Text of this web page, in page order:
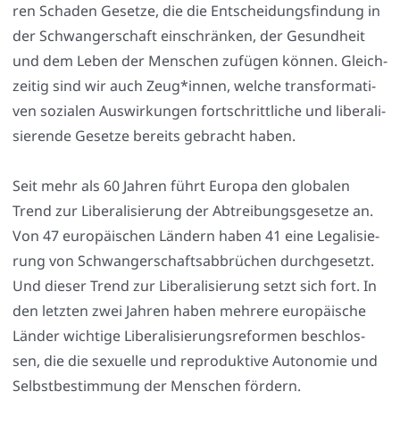
ren Scha­den Geset­ze, die die Ent­schei­dungs­fin­dung in
der Schwan­ger­schaft ein­schrän­ken, der Gesund­heit
und dem Leben der Men­schen zufü­gen kön­nen. Gleich­
zei­tig sind wir auch Zeug*innen, wel­che trans­for­ma­ti­
ven sozia­len Aus­wir­kun­gen fort­schritt­li­che und libe­ra­li­
sie­ren­de Geset­ze bereits gebracht haben.
Seit mehr als 60 Jah­ren führt Euro­pa den glo­ba­len
Trend zur Libe­ra­li­sie­rung der Abtrei­bungs­ge­set­ze an.
Von 47 euro­päi­schen Län­dern haben 41 eine Lega­li­sie­
rung von Schwan­ger­schafts­ab­brü­chen durch­ge­setzt.
Und die­ser Trend zur Libe­ra­li­sie­rung setzt sich fort. In
den letz­ten zwei Jah­ren haben meh­re­re euro­päi­sche
Län­der wich­ti­ge Libe­ra­li­sie­rungs­re­for­men beschlos­
sen, die die sexu­el­le und repro­duk­ti­ve Auto­no­mie und
Selbst­be­stim­mung der Men­schen för­dern.